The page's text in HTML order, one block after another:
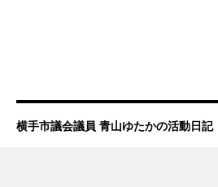
横手市議会議員 青山ゆたかの活動日記